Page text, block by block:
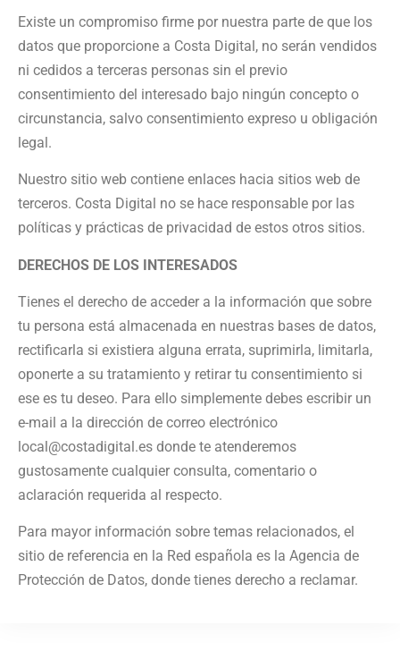
Existe un compromiso firme por nuestra parte de que los
datos que proporcione a Costa Digital, no serán vendidos
ni cedidos a terceras personas sin el previo
consentimiento del interesado bajo ningún concepto o
circunstancia, salvo consentimiento expreso u obligación
legal.
Nuestro sitio web contiene enlaces hacia sitios web de
terceros. Costa Digital no se hace responsable por las
políticas y prácticas de privacidad de estos otros sitios.
DERECHOS DE LOS INTERESADOS
Tienes el derecho de acceder a la información que sobre
tu persona está almacenada en nuestras bases de datos,
rectificarla si existiera alguna errata, suprimirla, limitarla,
oponerte a su tratamiento y retirar tu consentimiento si
ese es tu deseo. Para ello simplemente debes escribir un
e-mail a la dirección de correo electrónico
local@costadigital.es donde te atenderemos
gustosamente cualquier consulta, comentario o
aclaración requerida al respecto.
Para mayor información sobre temas relacionados, el
sitio de referencia en la Red española es la Agencia de
Protección de Datos, donde tienes derecho a reclamar.